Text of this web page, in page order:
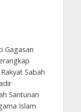
Gagasan
Sabah
Santunan
Islam